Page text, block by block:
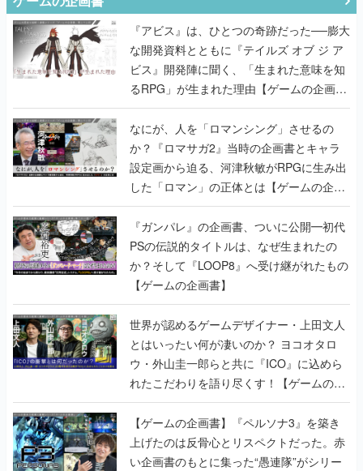
『アビス』は、ひとつの奇跡だった──膨大
な開発資料とともに『テイルズ オブ ジ ア
ビス』開発陣に聞く、「生まれた意味を知
るRPG」が生まれた理由【ゲームの企画
書】
なにが、人を「ロマンシング」させるの
か？『ロマサガ2』当時の企画書とキャラ
設定画から迫る、河津秋敏がRPGに生み出
した「ロマン」の正体とは【ゲームの企画
書】
『ガンパレ』の企画書、ついに公開━初代
PSの伝説的タイトルは、なぜ生まれたの
か？そして『LOOP8』へ受け継がれたもの
【ゲームの企画書】
世界が認めるゲームデザイナー・上田文人
とはいったい何が凄いのか？ ヨコオタロ
ウ・外山圭一郎らと共に『ICO』に込めら
れたこだわりを語り尽くす！【ゲームの企
画書】
【ゲームの企画書】『ペルソナ3』を築き
上げたのは反骨心とリスペクトだった。赤
い企画書のもとに集った“愚連隊”がシリー